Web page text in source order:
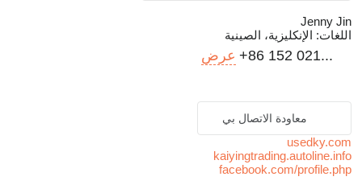
Jenny Jin
اللغات: الإنكليزية، الصينية
+86 152 021... عرض
معاودة الاتصال بي
usedky.com
kaiyingtrading.autoline.info
facebook.com/profile.php